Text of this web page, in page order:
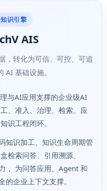
识引擎
AIS
，转化为可信、可控、可追
AI 基础设施。
与AI应用支撑的企业级AI
、准入、治理、检索、应
识工程闭环。
知识加工、知识生命周期管
检索问答、引用溯源、
， 为问答应用、Agent 和
企业上下文支撑。